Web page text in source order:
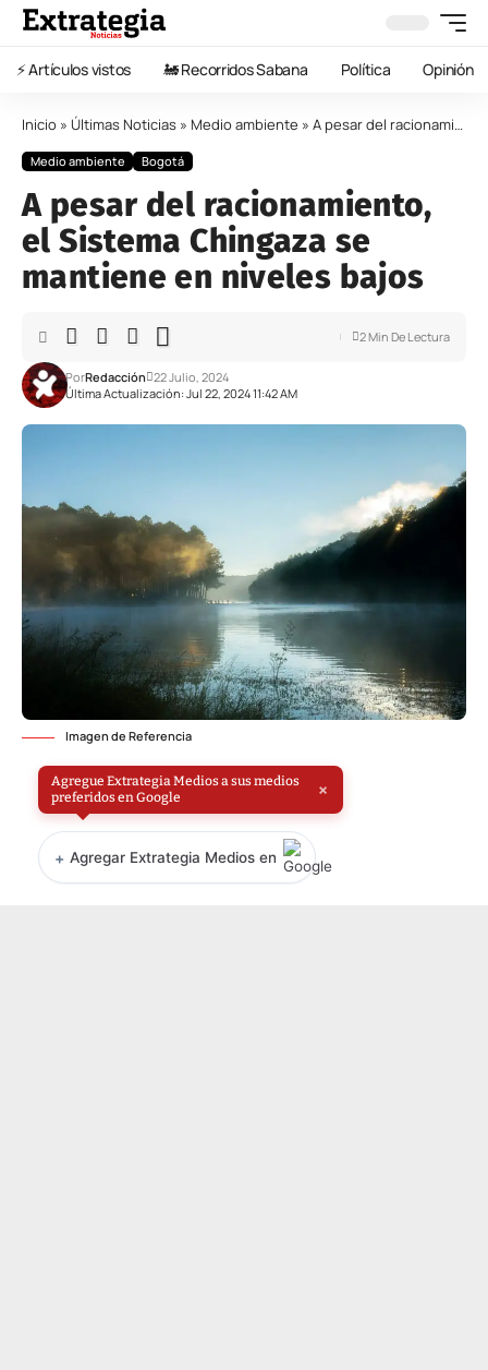
⚡️ Artículos vistos 🚂 Recorridos Sabana Política Opinión
Inicio » Últimas Noticias » Medio ambiente » A pesar del racionamiento, el Sistema Chingaza se mantiene en niveles bajos
Medio ambiente Bogotá
A pesar del racionamiento,
el Sistema Chingaza se
mantiene en niveles bajos
Última Actualización: Jul 22, 2024 11:42 AM
PorRedacción 22 Julio, 2024
2 Min De Lectura
Imagen de Referencia
Agregue Extrategia Medios a sus medios
preferidos en Google
×
+ Agregar Extrategia Medios en